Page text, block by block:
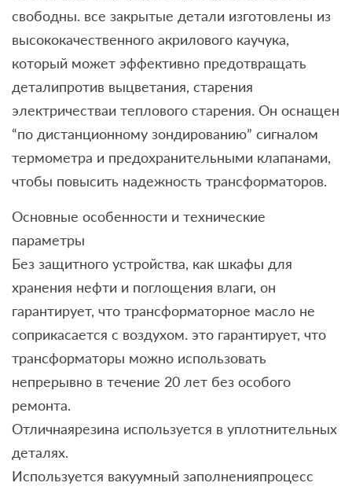
свободны. все закрытые детали изготовлены из
высококачественного акрилового каучука,
который может эффективно предотвращать
деталипротив выцветания, старения
электричестваи теплового старения. Он оснащен
“по дистанционному зондированию” сигналом
термометра и предохранительными клапанами,
чтобы повысить надежность трансформаторов.
Основные особенности и технические
параметры
Без защитного устройства, как шкафы для
хранения нефти и поглощения влаги, он
гарантирует, что трансформаторное масло не
соприкасается с воздухом. это гарантирует, что
трансформаторы можно использовать
непрерывно в течение 20 лет без особого
ремонта.
Отличнаярезина используется в уплотнительных
деталях.
Используется вакуумный заполненияпроцесс